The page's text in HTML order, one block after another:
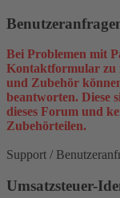
Bei Problemen mit
Kontaktformular zu
und Zubehör
beantworten. Diese
dieses Forum und
Zubehörteilen.
Support /
Umsatzsteuer-